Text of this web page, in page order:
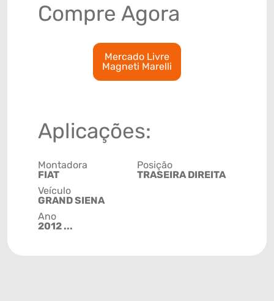
Compre Agora
Mercado Livre
Magneti Marelli
Aplicações:
Montadora
FIAT
Veículo
GRAND SIENA
Ano
2012 ...
Posição
TRASEIRA DIREITA